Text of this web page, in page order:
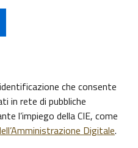
che consente
in rete di pubbliche
l’impiego della CIE, come
Digitale.